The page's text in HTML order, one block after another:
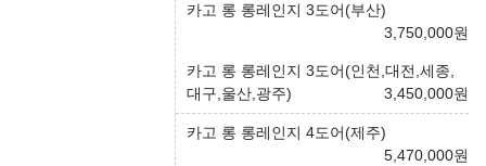
카고 롱 롱레인지 3도어(부산)
3,750,000원
카고 롱 롱레인지 3도어(인천,대전,세종,
대구,울산,광주)
3,450,000원
카고 롱 롱레인지 4도어(제주)
5,470,000원